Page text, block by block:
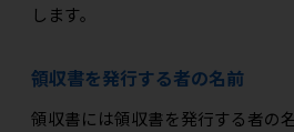
します。
領収書を発行する者の名前
領収書には領収書を発行する者の